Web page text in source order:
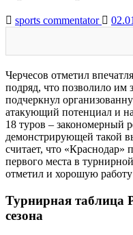
sports commentator
Черчесов отметил
подряд, что позволило им
подчеркнул
атакующий потенциал и
18 туров – закономерный
демонстрирующей такой
считает, что «Краснодар»
первого места в
отметил и хорошую
Турнирная таблица
сезона